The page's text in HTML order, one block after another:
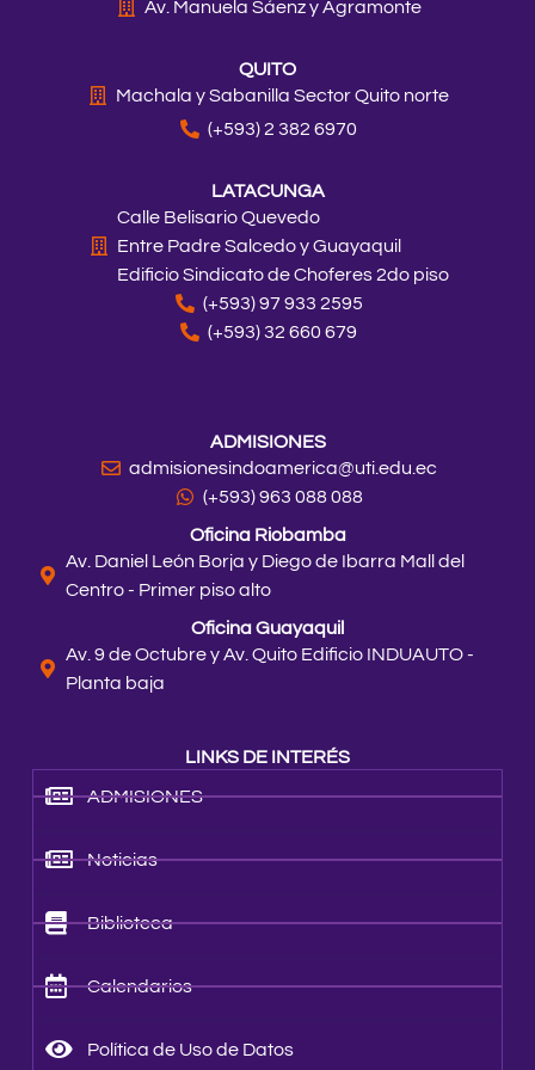
LINKS DE INTERÉS
ADMISIONES
Noticias
Biblioteca
Calendarios
Política de Uso de Datos
Av. Manuela Sáenz y Agramonte
QUITO
Machala y Sabanilla Sector Quito norte
(+593) 2 382 6970
LATACUNGA
Calle Belisario Quevedo
Entre Padre Salcedo y Guayaquil
Edificio Sindicato de Choferes 2do piso
(+593) 97 933 2595
(+593) 32 660 679
ADMISIONES
admisionesindoamerica@uti.edu.ec
(+593) 963 088 088
Oficina Riobamba
Av. Daniel León Borja y Diego de Ibarra Mall del
Centro - Primer piso alto
Oficina Guayaquil
Av. 9 de Octubre y Av. Quito Edificio INDUAUTO -
Planta baja